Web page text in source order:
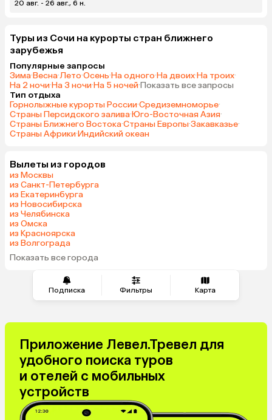
Подписка Фильтры Карта
20 авг. - 26 авг., 6 н.
Туры из Сочи на курорты стран ближнего
зарубежья
Популярные запросы
Зима·Весна·Лето·Осень·На одного·На двоих·На троих·
На 2 ночи·На 3 ночи·На 5 ночей·Показать все запросы
Тип отдыха
Горнолыжные курорты России·Средиземноморье·
Страны Персидского залива·Юго-Восточная Азия·
Страны Ближнего Востока·Страны Европы·Закавказье·
Страны Африки·Индийский океан
Вылеты из городов
из Москвы
из Санкт-Петербурга
из Екатеринбурга
из Новосибирска
из Челябинска
из Омска
из Красноярска
из Волгограда
Показать все города
Приложение Левел.Тревел для
удобного поиска туров
и отелей с мобильных
устройств